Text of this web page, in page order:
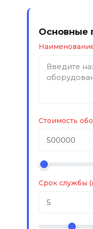
Основные
Стоимость
Срок службы